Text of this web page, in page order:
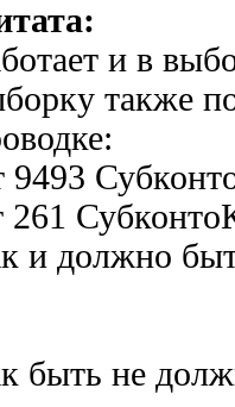
и в
также
9493
261
и должно
быть не